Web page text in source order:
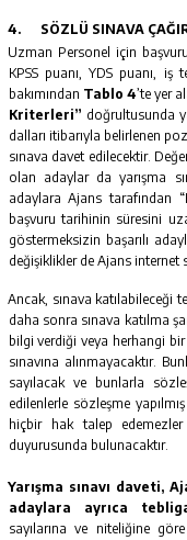
4.
SÖZLÜ SINAVA
Uzman Personel için
KPSS puanı, YDS puanı,
bakımından Tablo 4’te yer
Kriterleri” doğrultusunda
dalları itibarıyla belirlenen
sınava davet edilecektir.
olan adaylar da yarışma
adaylara Ajans tarafından
başvuru tarihinin süresini
göstermeksizin başarılı
değişiklikler de Ajans internet
Ancak, sınava katılabileceği
daha sonra sınava katılma
bilgi verdiği veya herhangi bir
sınavına alınmayacaktır.
sayılacak ve bunlarla
edilenlerle sözleşme
hiçbir hak talep edemezler
duyurusunda bulunacaktır.
Yarışma sınavı daveti,
adaylara ayrıca
sayılarına ve niteliğine